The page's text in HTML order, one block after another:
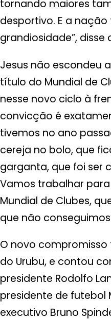
tornando maiores
desportivo. E a
grandiosidade”, disse
Jesus não escondeu
título do Mundial de
nesse novo ciclo à
convicção é
tivemos no ano
cereja no bolo, que
garganta, que foi ser
Vamos trabalhar
Mundial de Clubes,
que não
O novo compromisso
do Urubu, e contou
presidente Rodolfo
presidente de futebol
executivo Bruno